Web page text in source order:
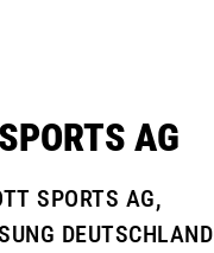
AG
SPORTS AG,
DEUTSCHLAND